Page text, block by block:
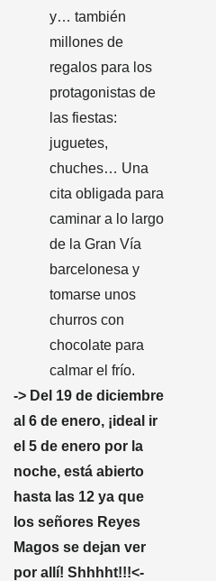
y… también
millones de
regalos para los
protagonistas de
las fiestas:
juguetes,
chuches… Una
cita obligada para
caminar a lo largo
de la Gran Vía
barcelonesa y
tomarse unos
churros con
chocolate para
calmar el frío.
-> Del 19 de diciembre
al 6 de enero, ¡ideal ir
el 5 de enero por la
noche, está abierto
hasta las 12 ya que
los señores Reyes
Magos se dejan ver
por allí! Shhhht!!!<-